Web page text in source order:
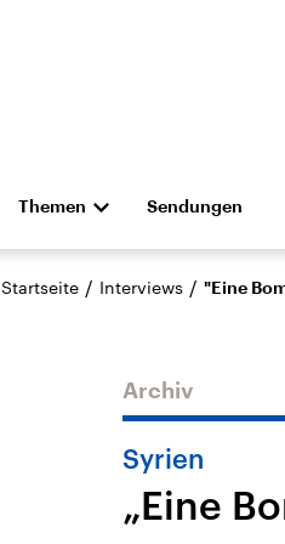
Themen
Die Nachrichten Politik
Hörspiel und Feature
Landtagswahl Sachsen-
Anhalt 2026
Sendungen
Startseite / Interviews / "Eine
Archiv
Syrien
„Eine